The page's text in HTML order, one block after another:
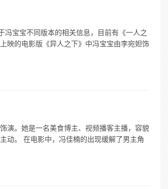
冯宝宝不同版本的相关信息，目前有《一人之
映的电影版《异人之下》中冯宝宝由李宛妲饰
演。她是一名美食博主、视频播客主播，容貌
动。 在电影中，冯佳楠的出现缓解了男主角